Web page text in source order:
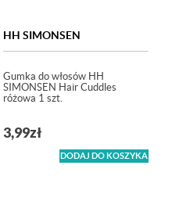
HH SIMONSEN
Gumka do włosów HH
SIMONSEN Hair Cuddles
różowa 1 szt.
3,99zł
DODAJ DO KOSZYKA